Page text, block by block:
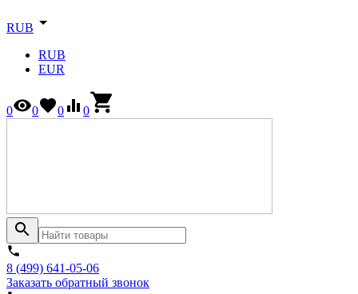
RUB
RUB
EUR
0 0 0 0
8 (499) 641-05-06
Заказать обратный звонок